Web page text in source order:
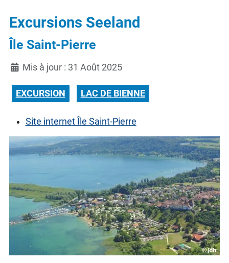
Excursions Seeland
Île Saint-Pierre
DétailsMis à jour : 31 Août 2025
EXCURSION LAC DE BIENNE
Site internet Île Saint-Pierre